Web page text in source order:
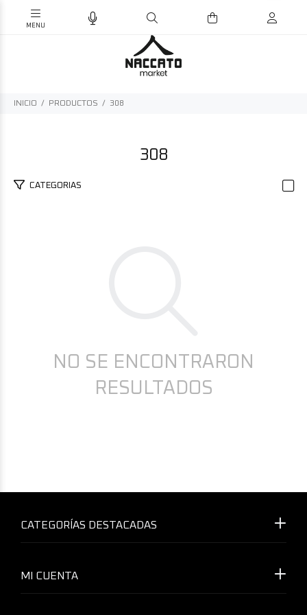
INICIO PRODUCTOS 308
308
CATEGORIAS
NO SE ENCONTRARON
RESULTADOS
CATEGORÍAS DESTACADAS
MI CUENTA